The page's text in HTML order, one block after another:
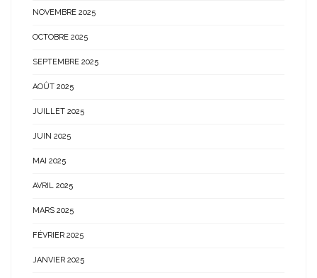
NOVEMBRE 2025
OCTOBRE 2025
SEPTEMBRE 2025
AOÛT 2025
JUILLET 2025
JUIN 2025
MAI 2025
AVRIL 2025
MARS 2025
FÉVRIER 2025
JANVIER 2025